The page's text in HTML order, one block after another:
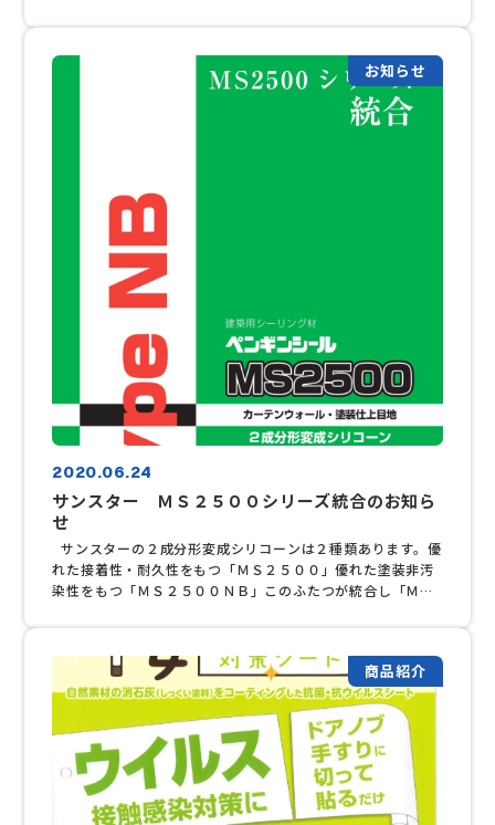
で熱がこもりにくい！夏の現場にもってこいの商品です。熱
中症対策商品とともにぜひご活用ください。 【商品内容】
マウスシールド５０枚入り/箱 ￥２５，０００-送料
￥１，０００-/式 ※現在注文が殺到しているため、７月下旬
納品を予定しています。注文状況により納品日が変わってき
お知らせ
2020.06.24
サンスター ＭＳ２５００シリーズ統合のお知ら
せ
サンスターの２成分形変成シリコーンは２種類あります。優
れた接着性・耐久性をもつ「ＭＳ２５００」優れた塗装非汚
染性をもつ「ＭＳ２５００ＮＢ」このふたつが統合し「ＭＳ
品ＭＳ２５００（ＮＢタイプ）と今までの商品の打ち継ぎも
可能です。 弊社在庫も来週頃から切り替え予定です。（出荷
状況により変わります）弊社在庫なくなり次第、新商品へ切
り替えますが継続物件などで今までの商品がご必要な場合は
弊社担当営業までご連絡ください。 カタログはこちら
商品紹介